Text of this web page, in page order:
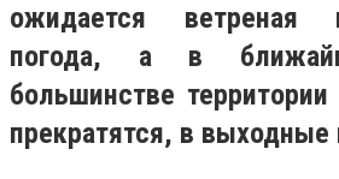
ожидается
погода, а в
большинстве
прекратятся, в выходные